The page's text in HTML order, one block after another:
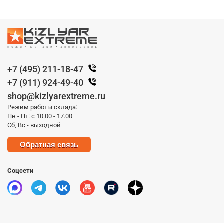
+7 (495) 211-18-47
+7 (911) 924-49-40
shop@kizlyarextreme.ru
Режим работы склада:
Пн - Пт: с 10.00 - 17.00
Сб, Вс - выходной
Обратная связь
Соцсети